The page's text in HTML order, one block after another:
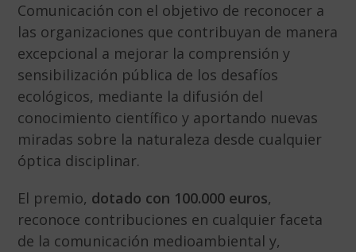
Comunicación con el objetivo de reconocer a
las organizaciones que contribuyan de manera
excepcional a mejorar la comprensión y
sensibilización pública de los desafíos
ecológicos, mediante la difusión del
conocimiento científico y aportando nuevas
miradas sobre la naturaleza desde cualquier
óptica disciplinar.
El premio, dotado con 100.000 euros,
reconoce contribuciones en cualquier faceta
de la comunicación medioambiental y,